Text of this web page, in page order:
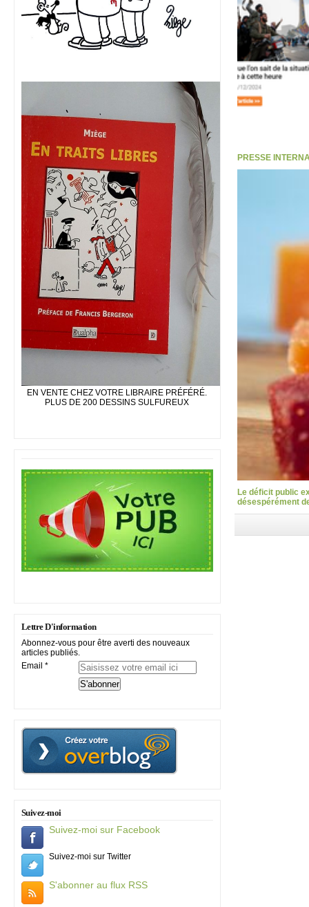
EN VENTE CHEZ VOTRE LIBRAIRE PRÉFÉRÉ.
PLUS DE 200 DESSINS SULFUREUX
Lettre D'information
Abonnez-vous pour être averti des nouveaux
articles publiés.
Email
Suivez-moi
Suivez-moi sur Facebook
Suivez-moi sur Twitter
S'abonner au flux RSS
PRESSE
Le déficit public
désespérément